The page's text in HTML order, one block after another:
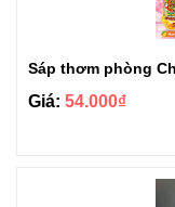
Sáp thơm phòng
Giá: 54.000₫